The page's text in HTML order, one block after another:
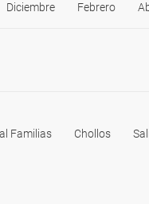
Diciembre Febrero
Familias Chollos